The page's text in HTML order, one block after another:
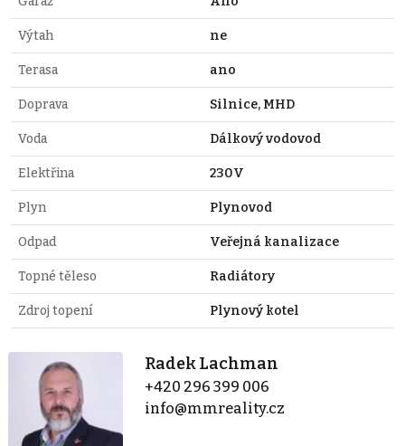
Výtah ne
Terasa ano
Doprava Silnice, MHD
Voda Dálkový vodovod
Elektřina 230V
Plyn Plynovod
Odpad Veřejná kanalizace
Topné těleso Radiátory
Zdroj topení Plynový kotel
Radek Lachman
+420 296 399 006
info@mmreality.cz